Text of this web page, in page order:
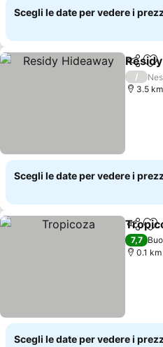
Scegli le date per vedere i
/
3.5
Scegli le date per vedere i
7,7
0.1
Scegli le date per vedere i